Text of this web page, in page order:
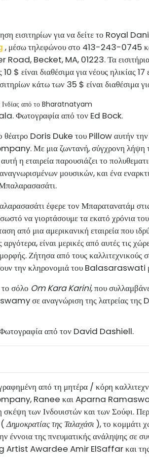
εισιτηρίων για να δείτε το
, μέσω τηλεφώνου στο 413-243-0745
Becket, MA, 01223. Τα
10 $ είναι διαθέσιμα για νέους ηλικίας
κάτω των 35 $ είναι διαθέσιμα
Φωτογραφία από τον Ed Bock.
Doris Duke του Pillow αυτήν την
Με μια ζωντανή, σύγχρονη λήψη
η εταιρεία παρουσιάζει το
μουσικών, και ένα
έφερε τον Μπαρατανατάμ
να γιορτάσουμε τα εκατό χρόνια
από μια αμερικανική εταιρεία που
είναι μερικές από αυτές τις
μορφής. Ζήτησα από τους
την κληρονομιά του Balasaraswati με
σόλο Om Kara Karini,που
σε αναγνώριση της λατρείας της
από τον David Dashiell.
από τη μητέρα / κόρη
Ranee και Aparna
των Ινδουιστών και των Σούφι.
(Δημοκρατίας της Ταλαχάσι ), το κομμάτι
έννοια της πνευματικής ανάληψης σε
Awardee Amir ElSaffar και της